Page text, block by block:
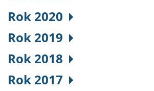
Rok 2020
Rok 2019
Rok 2018
Rok 2017